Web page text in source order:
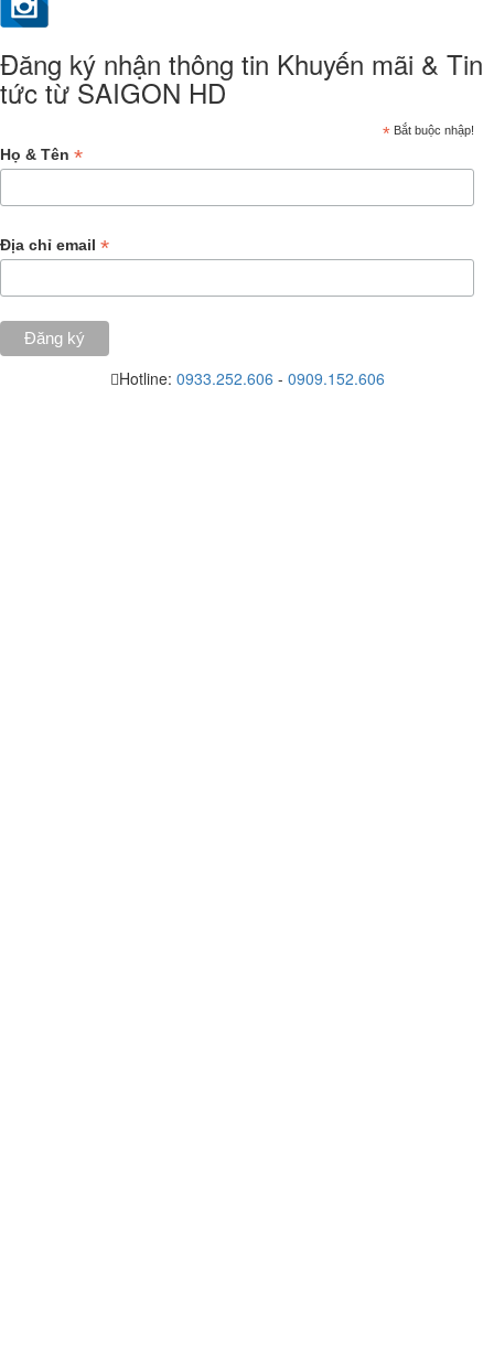
Đăng ký nhận thông tin Khuyến mãi & Tin
tức từ SAIGON HD
* Bắt buộc nhập!
Họ & Tên *
Địa chỉ email *
Hotline: 0933.252.606 - 0909.152.606